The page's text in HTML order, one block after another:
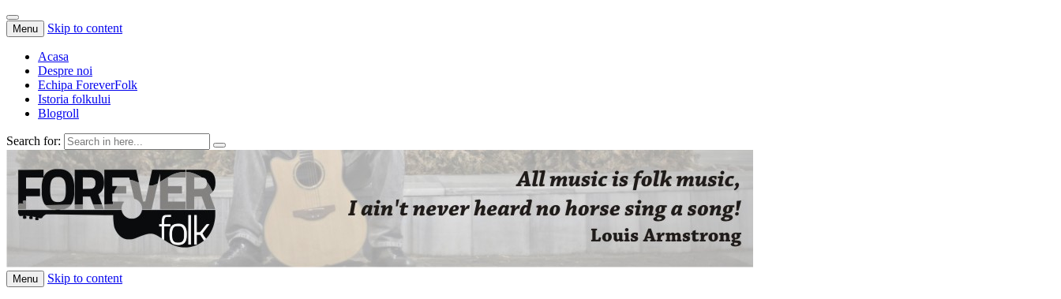
Menu Skip to content
Acasa
Despre noi
Echipa ForeverFolk
Istoria folkului
Blogroll
Search for:
ForeverFolk
Muzica sufletului tau
Menu Skip to content